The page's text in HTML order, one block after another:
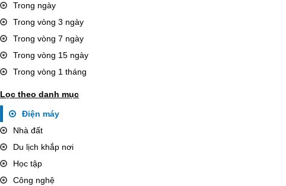
Trong ngày
Trong vòng 3 ngày
Trong vòng 7 ngày
Trong vòng 15 ngày
Trong vòng 1 tháng
Lọc theo danh mục
Điện máy
Nhà đất
Du lịch khắp nơi
Học tập
Công nghệ